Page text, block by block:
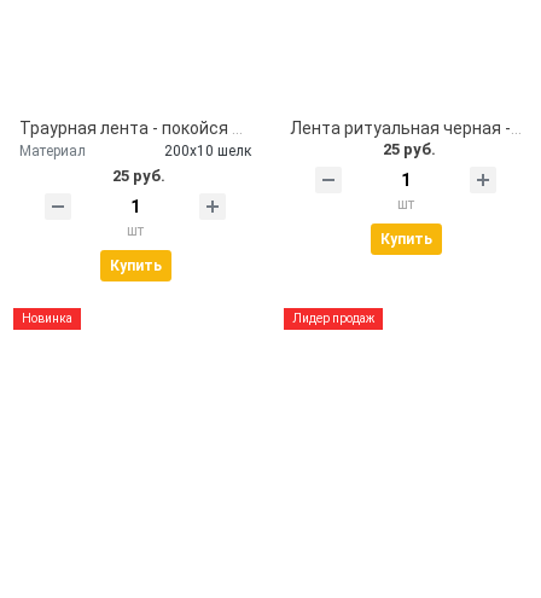
Материал 200х10 шелк
25 руб.
шт
Купить
25 руб.
шт
Купить
Новинка Лидер продаж